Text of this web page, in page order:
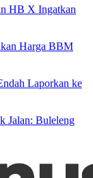
HB X Ingatkan
Harga BBM
Laporkan ke
Jalan: Buleleng